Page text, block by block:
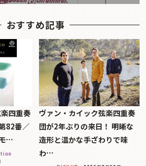
おすすめ記事
楽四重奏
82番／
…
ヴァン・カイック弦楽四重奏
団が2年ぶりの来日！ 明晰な
造形と温かな手ざわりで味
わ…